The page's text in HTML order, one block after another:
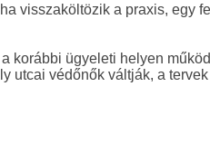
visszaköltözik a praxis, egy
korábbi ügyeleti helyen
utcai védőnők váltják, a